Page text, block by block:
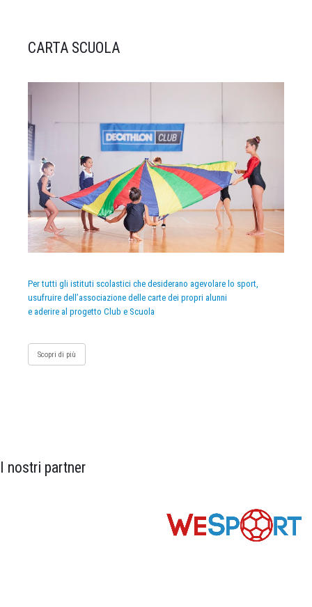
CARTA SCUOLA
Per tutti gli istituti scolastici che desiderano agevolare lo sport,
usufruire dell’associazione delle carte dei propri alunni
e aderire al progetto Club e Scuola
Scopri di più
I nostri partner